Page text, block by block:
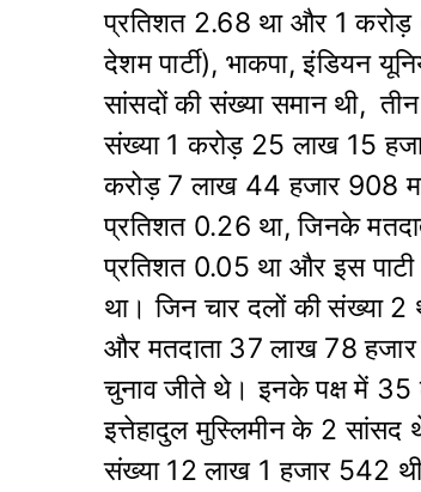
प्रतिशत 2.68 था और 1
देशम पार्टी), भाकपा, इंडियन
सांसदों की संख्या समान थी,
संख्या 1 करोड़ 25 लाख 15
करोड़ 7 लाख 44 हजार 908
प्रतिशत 0.26 था, जिनके
प्रतिशत 0.05 था और इस
था। जिन चार दलों की संख्या
और मत‌दाता 37 लाख 78
चुनाव जीते थे। इनके पक्ष में
इत्तेहादुल मुस्लिमीन के 2 सांसद
संख्या 12 लाख 1 हजार 542